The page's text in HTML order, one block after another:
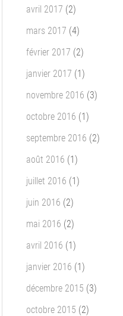
avril 2017 (2)
mars 2017 (4)
février 2017 (2)
janvier 2017 (1)
novembre 2016 (3)
octobre 2016 (1)
septembre 2016 (2)
août 2016 (1)
juillet 2016 (1)
juin 2016 (2)
mai 2016 (2)
avril 2016 (1)
janvier 2016 (1)
décembre 2015 (3)
octobre 2015 (2)